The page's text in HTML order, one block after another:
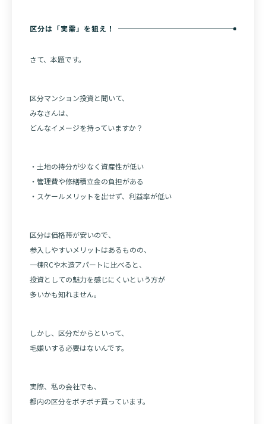
区分は「実需」を狙え！
さて、本題です。
区分マンション投資と聞いて、
みなさんは、
どんなイメージを持っていますか？
・土地の持分が少なく資産性が低い
・管理費や修繕積立金の負担がある
・スケールメリットを出せず、利益率が低い
区分は価格帯が安いので、
参入しやすいメリットはあるものの、
一棟RCや木造アパートに比べると、
投資としての魅力を感じにくいという方が
多いかも知れません。
しかし、区分だからといって、
毛嫌いする必要はないんです。
実際、私の会社でも、
都内の区分をボチボチ買っています。